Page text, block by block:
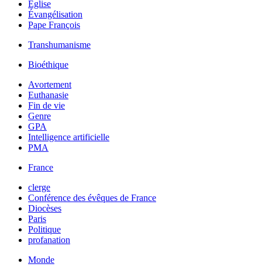
Église
Évangélisation
Pape François
Transhumanisme
Bioéthique
Avortement
Euthanasie
Fin de vie
Genre
GPA
Intelligence artificielle
PMA
France
clerge
Conférence des évêques de France
Diocèses
Paris
Politique
profanation
Monde